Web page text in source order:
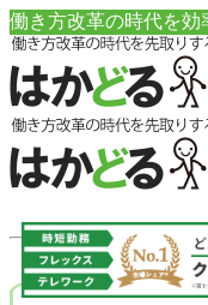
働き方改革の時代を効